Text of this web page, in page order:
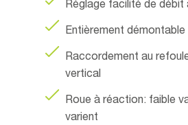
Réglage facilité de
Entièrement
Raccordement au
vertical
Roue à réaction: faible
varient